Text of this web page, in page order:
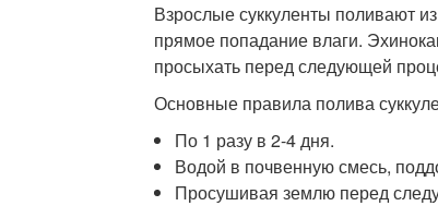
Взрослые суккуленты поливают
прямое попадание влаги.
просыхать перед следующей
Основные правила полива
По 1 разу в 2-4 дня.
Водой в почвенную смесь,
Просушивая землю перед